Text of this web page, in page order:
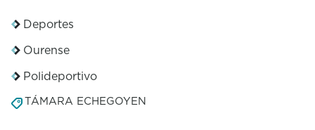
Deportes
Ourense
Polideportivo
TÁMARA ECHEGOYEN